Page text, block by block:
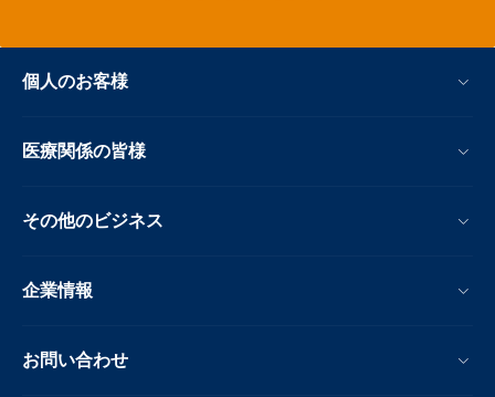
個人のお客様
医療関係の皆様
その他のビジネス
企業情報
お問い合わせ